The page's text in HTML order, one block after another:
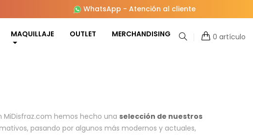
WhatsApp - Atención al cliente
MAQUILLAJE OUTLET MERCHANDISING 0 artículo
MiDisfraz.com hemos hecho una selección de nuestros
pasando por algunos más modernos y actuales,